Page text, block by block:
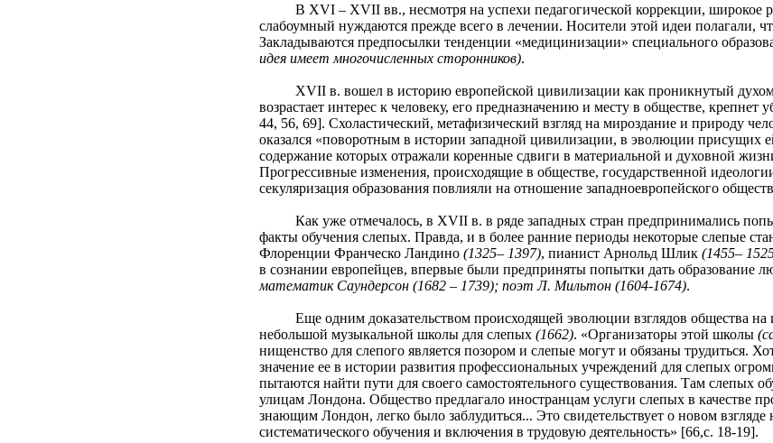
В XVI – XVII вв., несмотря на успехи педагогической коррекции, широкое
слабоумный нуждаются прежде всего в лечении. Носители этой идеи полагали,
Закладываются предпосылки тенденции «медицинизации» специального
идея имеет многочисленных сторонников).
XVII в. вошел в историю европейской цивилизации как проникнутый духом
возрастает интерес к человеку, его предназначению и месту в обществе,
44, 56, 69]. Схоластический, метафизический взгляд на мироздание и природу
оказался «поворотным в истории западной цивилизации, в эволюции присущих
содержание которых отражали коренные сдвиги в материальной и духовной
Прогрессивные изменения, происходящие в обществе, государственной
секуляризация образования повлияли на отношение западноевропейского
Как уже отмечалось, в XVII в. в ряде западных стран предпринимались
факты обучения слепых. Правда, и в более ранние периоды некоторые слепые
Флоренции Франческо Ландино (1325– 1397), пианист Арнольд Шлик (1455–
в сознании европейцев, впервые были предприняты попытки дать образование
математик Саундерсон (1682 – 1739); поэт Л. Мильтон (1604-1674).
Еще одним доказательством происходящей эволюции взглядов общества на
небольшой музыкальной школы для слепых (1662). «Организаторы этой школы
нищенство для слепого является позором и слепые могут и обязаны трудиться.
значение ее в истории развития профессиональных учреждений для слепых
пытаются найти пути для своего самостоятельного существования. Там слепых
улицам Лондона. Общество предлагало иностранцам услуги слепых в качестве
знающим Лондон, легко было заблудиться... Это свидетельствует о новом
систематического обучения и включения в трудовую деятельность» [66,с. 18-19].